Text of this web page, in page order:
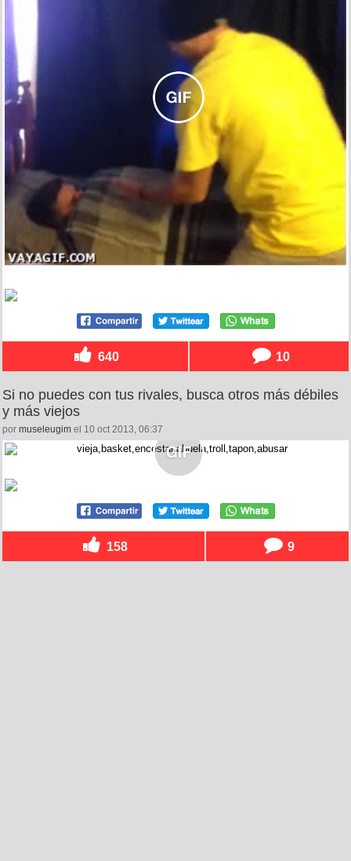
640 10
Si no puedes con tus rivales, busca otros más débiles
y más viejos
por museleugim el 10 oct 2013, 06:37
158 9